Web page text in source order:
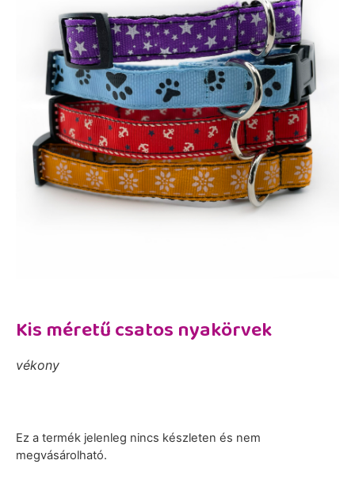
Kis méretű csatos nyakörvek
vékony
Ez a termék jelenleg nincs készleten és nem
megvásárolható.